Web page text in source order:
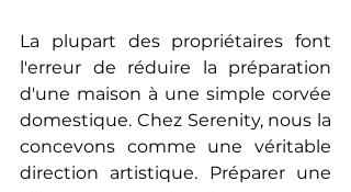
La plupart des propriétaires font
l'erreur de réduire la préparation
d'une maison à une simple corvée
domestique. Chez Serenity, nous la
concevons comme une véritable
direction artistique. Préparer une